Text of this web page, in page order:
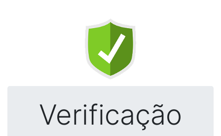
Verificação